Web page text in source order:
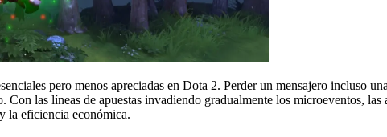
pero menos apreciadas en Dota 2. Perder un mensajero incluso
las líneas de apuestas invadiendo gradualmente los microeventos,
la eficiencia económica.